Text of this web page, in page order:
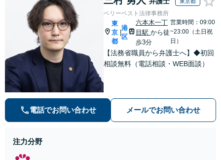
捜査経験を活かした先回
りのサポートが強み。高
い交渉力で示談成立へ尽
力。少年事件／告訴・告
発の経験多数有り
ベリーベスト法律事務所
東
京
都
港
区
六本木一丁
目駅 から徒
歩3分
営業時間：09:00
~23:00（土日祝
日）
【法務省職員から弁護士へ】◆初回
相談無料（電話相談・WEB面談）
電話でお問い合わせ メールでお問い合わせ
注力分野